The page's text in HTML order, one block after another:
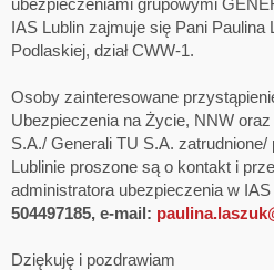
IAS Lublin zajmuje się Pani Paulina
Podlaskiej, dział CWW-1.
Osoby zainteresowane
Ubezpieczenia na Życie, NNW
S.A./ Generali TU S.A. zatrudnione/
Lublinie proszone są o kontakt i
administratora ubezpieczenia w IAS
504497185, e-mail:
Dziękuję i pozdrawiam